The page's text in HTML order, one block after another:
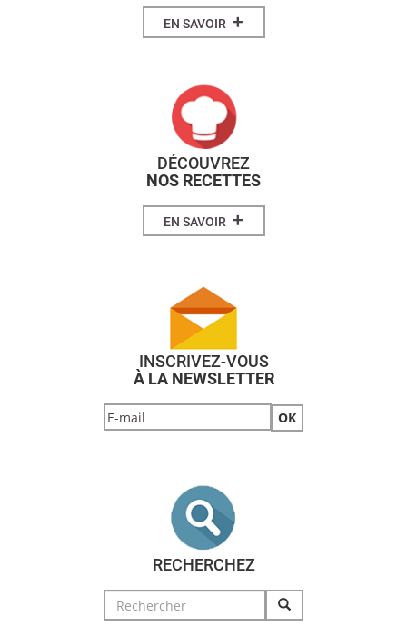
EN SAVOIR +
DÉCOUVREZ
NOS RECETTES
EN SAVOIR +
INSCRIVEZ-VOUS
À LA NEWSLETTER
RECHERCHEZ
Search
for: